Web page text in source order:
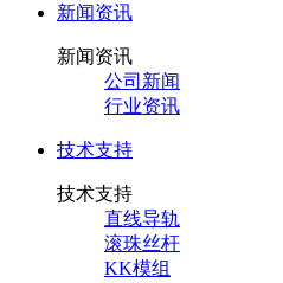
新闻资讯
新闻资讯
公司新闻
行业资讯
技术支持
技术支持
直线导轨
滚珠丝杆
KK模组